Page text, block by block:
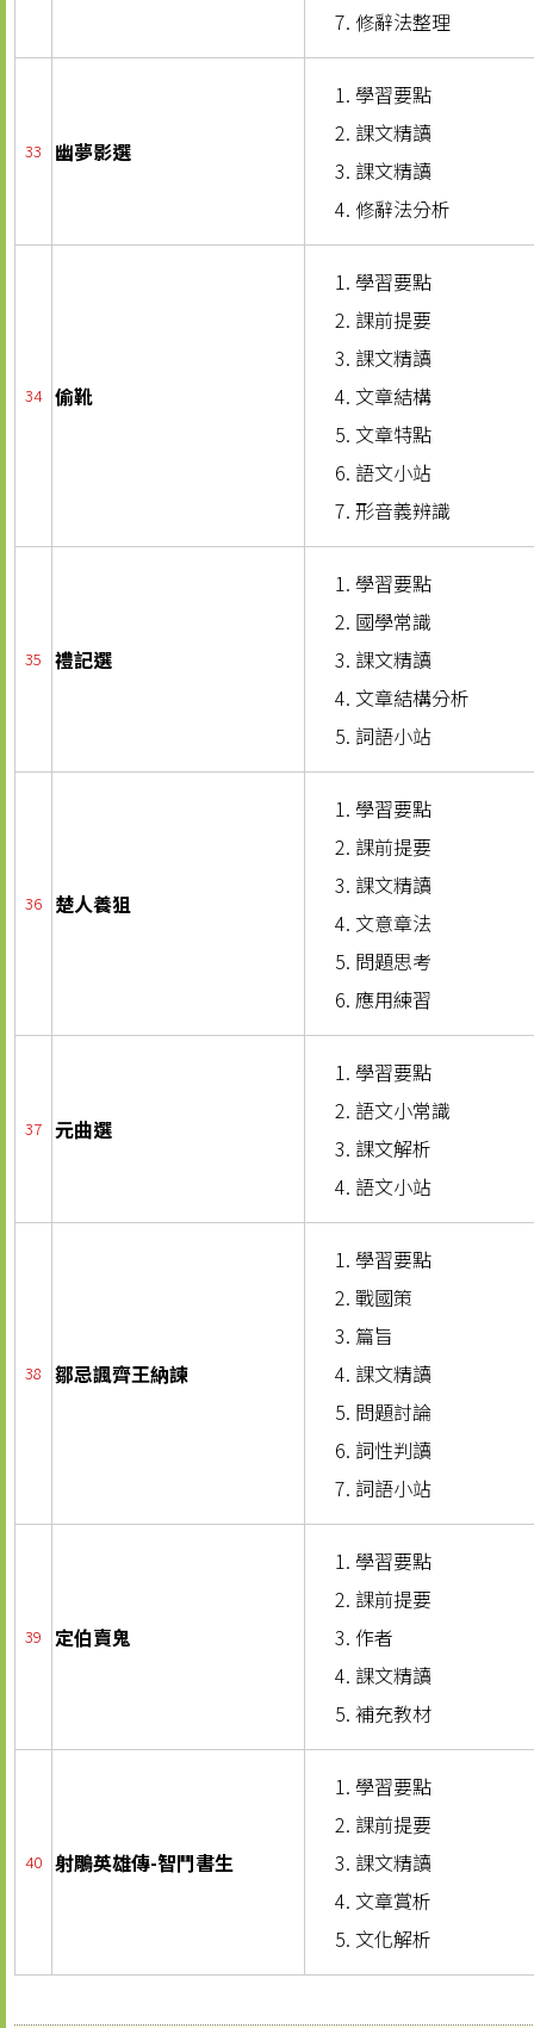
修辭法整理
33 幽夢影選
學習要點
課文精讀
課文精讀
修辭法分析
34 偷靴
學習要點
課前提要
課文精讀
文章結構
文章特點
語文小站
形音義辨識
35 禮記選
學習要點
國學常識
課文精讀
文章結構分析
詞語小站
36 楚人養狙
學習要點
課前提要
課文精讀
文意章法
問題思考
應用練習
37 元曲選
學習要點
語文小常識
課文解析
語文小站
38 鄒忌諷齊王納諫
學習要點
戰國策
篇旨
課文精讀
問題討論
詞性判讀
詞語小站
39 定伯賣鬼
學習要點
課前提要
作者
課文精讀
補充教材
40 射鵰英雄傳-智鬥書生
學習要點
課前提要
課文精讀
文章賞析
文化解析